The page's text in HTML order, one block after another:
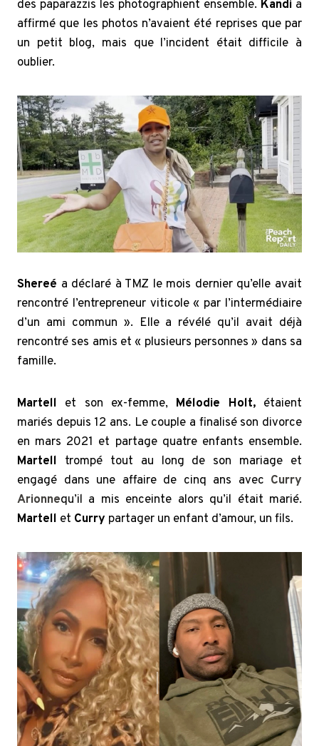
des paparazzis les photographient ensemble. Kandi a
affirmé que les photos n’avaient été reprises que par
un petit blog, mais que l’incident était difficile à
oublier.
Shereé a déclaré à TMZ le mois dernier qu’elle avait
rencontré l’entrepreneur viticole « par l’intermédiaire
d’un ami commun ». Elle a révélé qu’il avait déjà
rencontré ses amis et « plusieurs personnes » dans sa
famille.
Martell et son ex-femme, Mélodie Holt,étaient
mariés depuis 12 ans. Le couple a finalisé son divorce
en mars 2021 et partage quatre enfants ensemble.
Martell trompé tout au long de son mariage et
engagé dans une affaire de cinq ans avec Curry
Arionnequ’il a mis enceinte alors qu’il était marié.
Martell et Curry partager un enfant d’amour, un fils.